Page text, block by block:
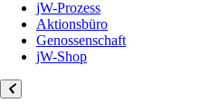
jW-Prozess
Aktionsbüro
Genossenschaft
jW-Shop